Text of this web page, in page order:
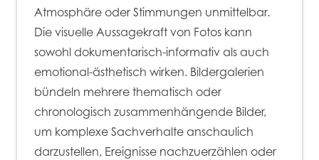
Atmosphäre oder Stimmungen unmittelbar.
Die visuelle Aussagekraft von Fotos kann
sowohl dokumentarisch-informativ als auch
emotional-ästhetisch wirken. Bildergalerien
bündeln mehrere thematisch oder
chronologisch zusammenhängende Bilder,
um komplexe Sachverhalte anschaulich
darzustellen, Ereignisse nachzuerzählen oder